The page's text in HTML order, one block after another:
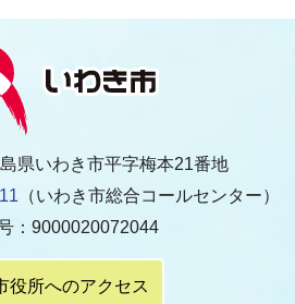
県いわき市平字梅本21番地
（いわき市総合コールセンター）
：9000020072044
役所へのアクセス